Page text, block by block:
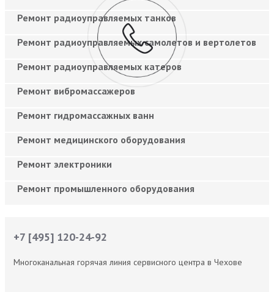
Ремонт радиоуправляемых танков
Ремонт радиоуправляемых самолетов и вертолетов
Ремонт радиоуправляемых катеров
Ремонт вибромассажеров
Ремонт гидромассажных ванн
Ремонт медицинского оборудования
Ремонт электроники
Ремонт промышленного оборудования
+7 [495] 120-24-92
Многоканальная горячая линия сервисного центра в Чехове